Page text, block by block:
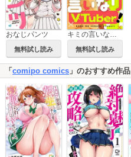
おなじパンツ
無料試し読み
キミの言いなりVTuber！
無料試し読み
「 comipo comics 」のおすすめ作品